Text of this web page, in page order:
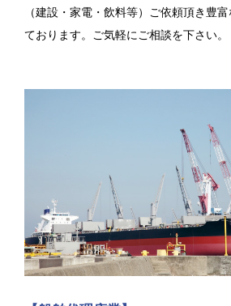
（建設・家電・飲料等）ご依頼頂き豊
ております。ご気軽にご相談を下さい。